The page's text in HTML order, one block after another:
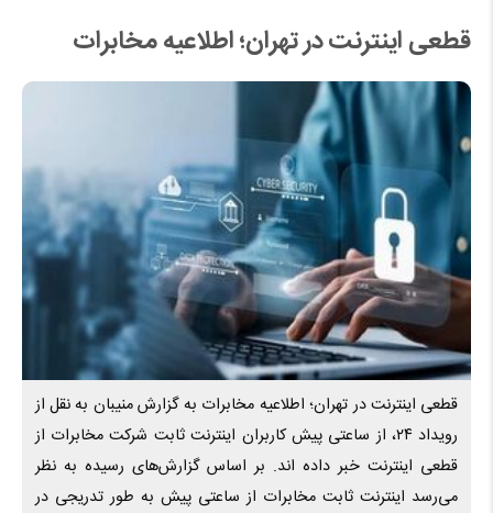
قطعی اینترنت در تهران؛ اطلاعیه مخابرات
قطعی اینترنت در تهران؛ اطلاعیه مخابرات به گزارش منیبان به نقل از
رویداد ۲۴، از ساعتی پیش کاربران اینترنت ثابت شرکت مخابرات از
قطعی اینترنت خبر داده اند. بر اساس گزارش‌های رسیده به نظر
می‌رسد اینترنت ثابت مخابرات از ساعتی پیش به طور تدریجی در